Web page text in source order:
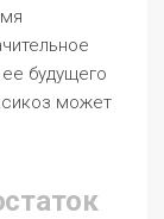
будущего
может